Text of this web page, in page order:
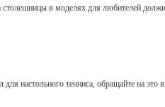
столешницы в моделях для любителей
настольного тенниса, обращайте на